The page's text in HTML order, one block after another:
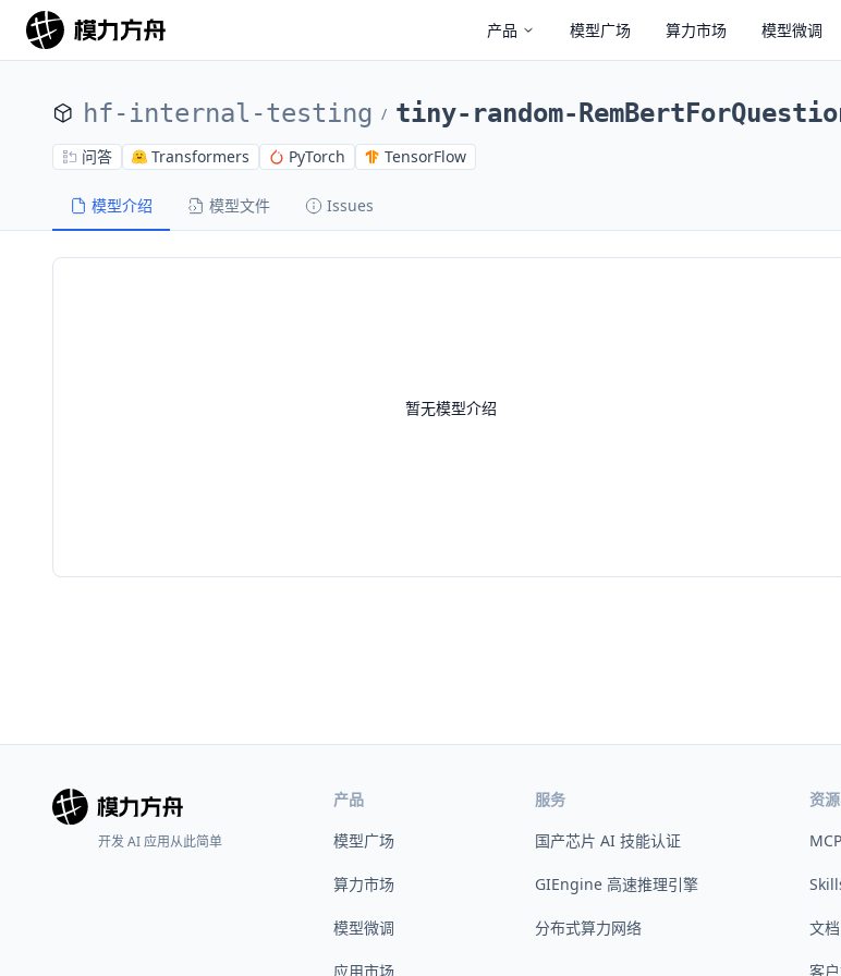
产品 模型广场 算力市场 模型微调
hf-internal-testing / tiny-random-
问答 Transformers PyTorch TensorFlow
模型介绍 模型文件 Issues
暂无模型介绍
开发 AI 应用从此简单
产品
模型广场
算力市场
模型微调
应用市场
服务
国产芯片 AI 技能认证
GIEngine 高速推理引擎
分布式算力网络
资
MCP
文档
客